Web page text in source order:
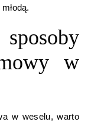
w
w weselu, warto